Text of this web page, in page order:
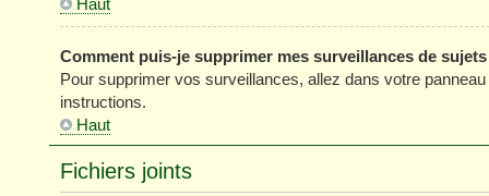
Comment puis-je supprimer mes surveillances de
Pour supprimer vos surveillances, allez dans votre
instructions.
Haut
Fichiers joints